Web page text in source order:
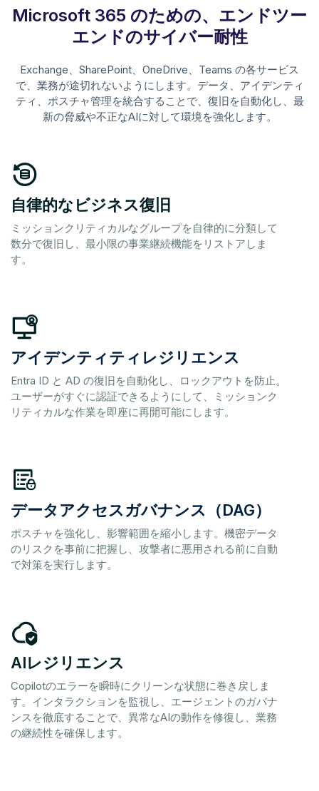
Microsoft 365 のための、エンドツー
エンドのサイバー耐性
Exchange、SharePoint、OneDrive、Teams の各サービス
で、業務が途切れないようにします。データ、アイデンティ
ティ、ポスチャ管理を統合することで、復旧を自動化し、最
新の脅威や不正なAIに対して環境を強化します。
自律的なビジネス復旧
ミッションクリティカルなグループを自律的に分類して
数分で復旧し、最小限の事業継続機能をリストアしま
す。
アイデンティティレジリエンス
Entra ID と AD の復旧を自動化し、ロックアウトを防止。
ユーザーがすぐに認証できるようにして、ミッションク
リティカルな作業を即座に再開可能にします。
データアクセスガバナンス（DAG）
ポスチャを強化し、影響範囲を縮小します。機密データ
のリスクを事前に把握し、攻撃者に悪用される前に自動
で対策を実行します。
AIレジリエンス
Copilotのエラーを瞬時にクリーンな状態に巻き戻しま
す。インタラクションを監視し、エージェントのガバナ
ンスを徹底することで、異常なAIの動作を修復し、業務
の継続性を確保します。